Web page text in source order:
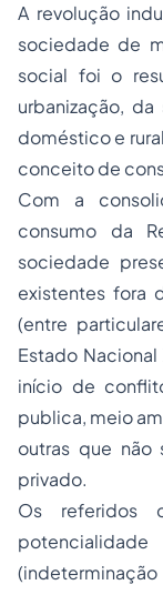
A revolução
sociedade de
social foi o
urbanização,
doméstico e
conceito de
Com a
consumo da
sociedade
existentes fora
(entre
Estado
início de
publica, meio
outras que
privado.
Os referidos